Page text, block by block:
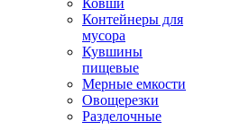
Контейнеры для
мусора
Кувшины
пищевые
Мерные емкости
Овощерезки
Разделочные